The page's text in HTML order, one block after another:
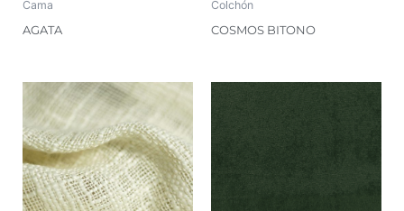
Cama
AGATA
Colchón
COSMOS BITONO